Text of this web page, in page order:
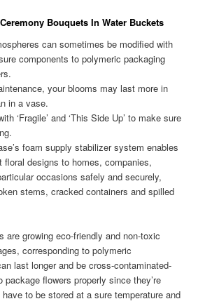
Bouquets In Water Buckets
can sometimes be modified with
components to polymeric packaging
your blooms may last more in
in a vase.
‘Fragile’ and ‘This Side Up’ to make sure
foam supply stabilizer system enables
floral designs to homes, companies,
occasions safely and securely,
stems, cracked containers and spilled
are growing eco-friendly and non-toxic
corresponding to polymeric
last longer and be cross-contaminated-
flowers properly since they’re
to be stored at a sure temperature and